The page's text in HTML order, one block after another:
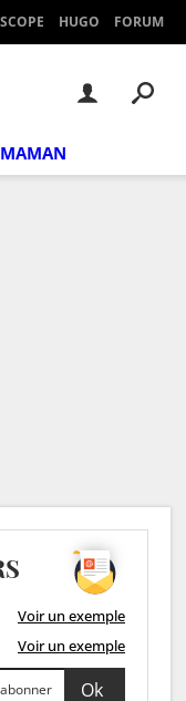
HUGO FORUM
Voir un exemple
Voir un exemple